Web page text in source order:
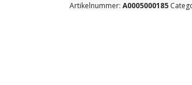
STOCK
Artikelnummer: A0005000185